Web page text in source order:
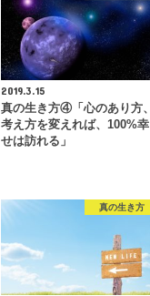
2019.3.15
真の生き方④「心のあり方、
考え方を変えれば、100%幸
せは訪れる」
真の生き方